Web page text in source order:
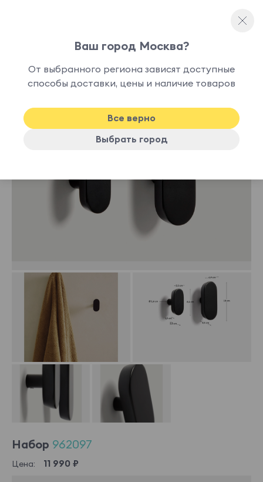
Набор 962097
Цена: 11 990 ₽
Ваш город Москва?
От выбранного региона зависят доступные
способы доставки, цены и наличие товаров
Все верно
Выбрать город